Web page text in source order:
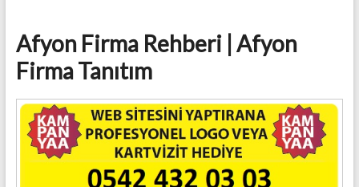
|
Afyon'da
Web
Tasarım
Firması
Afyon Firma Rehberi | Afyon
Firma Tanıtım